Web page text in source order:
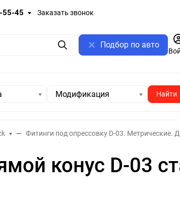
55-45 Заказать звонок
Поиск
Подбор по авто
Модификация
Фитинги под опрессовку D-03. Метрические.
конус D-03